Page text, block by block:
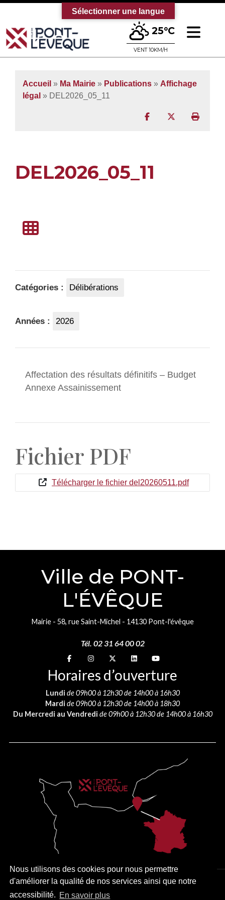
Nous utilisons des cookies pour nous permettre
d'améliorer la qualité de nos services ainsi que notre
accessibilité. En savoir plus
Bienvenue sur le site officiel de la
25°C
VENT 10KM/H
Accueil » Ma Mairie » Publications » Affichage
légal » DEL2026_05_11
Partager surPartager sur
DEL2026_05_11
Catégories : Délibérations
Années : 2026
Affectation des résultats définitifs – Budget
Annexe Assainissement
Fichier PDF
Télécharger le fichier del20260511.pdf
Ville de PONT-
L'ÉVÊQUE
Mairie - 58, rue Saint-Michel - 14130 Pont-l'évêque
Tél. 02 31 64 00 02
Suivez-nous sur
Suivez-nous sur
Suivez-nous sur
Suivez-nous sur
Suivez-nous sur
Horaires d’ouverture
Lundi de 09h00 à 12h30 de 14h00 à 16h30
Mardi de 09h00 à 12h30 de 14h00 à 18h30
Du Mercredi au Vendredi de 09h00 à 12h30 de 14h00 à 16h30
PLAN DU SITE MENTIONS LÉGALES ACCESSIBILITÉ
Sélectionner une langue